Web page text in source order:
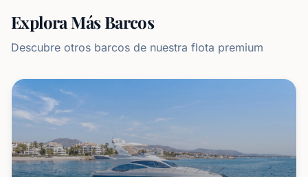
Explora Más Barcos
Descubre otros barcos de nuestra flota premium